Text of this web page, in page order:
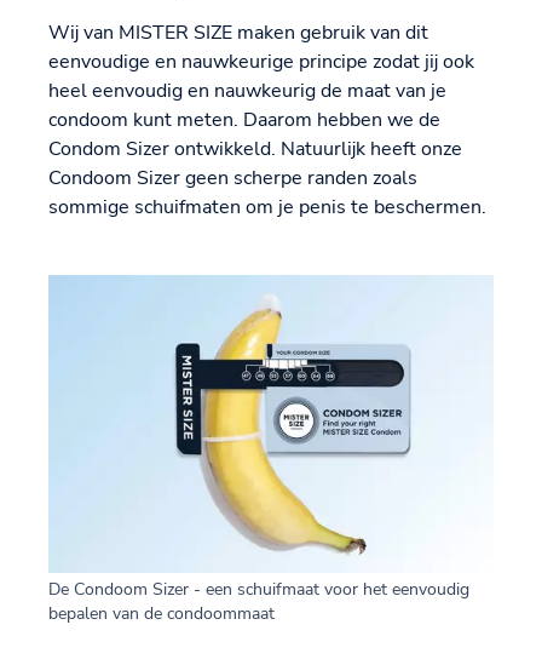
Wij van MISTER SIZE maken gebruik van dit
eenvoudige en nauwkeurige principe zodat jij ook
heel eenvoudig en nauwkeurig de maat van je
condoom kunt meten. Daarom hebben we de
Condom Sizer ontwikkeld. Natuurlijk heeft onze
Condoom Sizer geen scherpe randen zoals
sommige schuifmaten om je penis te beschermen.
De Condoom Sizer - een schuifmaat voor het eenvoudig
bepalen van de condoommaat